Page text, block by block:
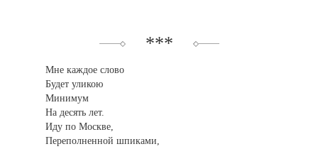
***
Мне каждое слово
Будет уликою
Минимум
На десять лет.
Иду по Москве,
Переполненной шпиками,